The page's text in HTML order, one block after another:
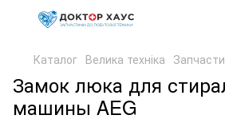
Каталог Велика техніка
Замок люка для
машины AEG